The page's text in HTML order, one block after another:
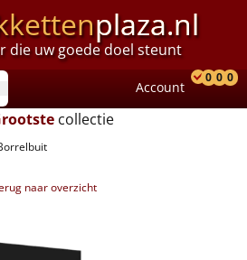
plaza.nl
die uw goede doel steunt
Account
0 0 0
collectie
naar overzicht